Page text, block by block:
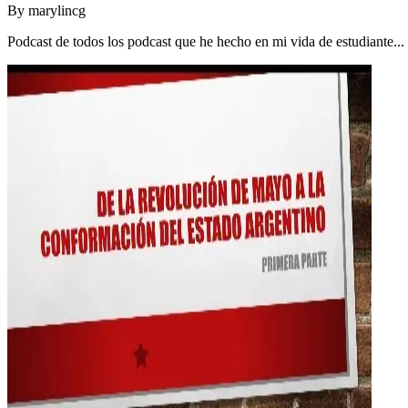
By marylincg
Podcast de todos los podcast que he hecho en mi vida de